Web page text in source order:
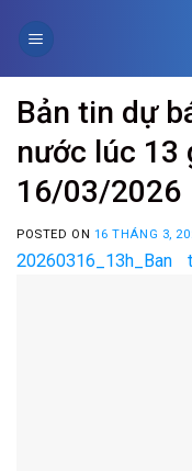
Bản tin dự
nước lúc 13
16/03/2026
POSTED ON 16 THÁNG 3,